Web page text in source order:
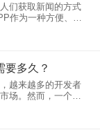
们获取新闻的方式
作为一种方便、快
多人的欢迎和使
些优势和劣势。本
要多久？
越来越多的开发者
场。然而，一个
蹴而就的过程，需
将介绍一个APP从